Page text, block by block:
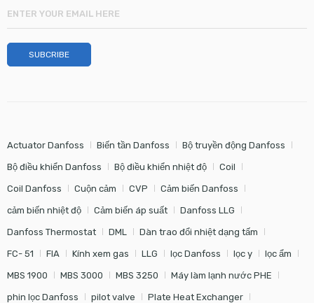
Actuator Danfoss Biến tần Danfoss Bộ truyền động Danfoss
Bộ điều khiển Danfoss Bộ điều khiển nhiệt độ Coil
Coil Danfoss Cuộn cảm CVP Cảm biến Danfoss
cảm biến nhiệt độ Cảm biến áp suất Danfoss LLG
Danfoss Thermostat DML Dàn trao đổi nhiệt dạng tấm
FC- 51 FIA Kính xem gas LLG lọc Danfoss lọc y lọc ẩm
MBS 1900 MBS 3000 MBS 3250 Máy làm lạnh nước PHE
phin lọc Danfoss pilot valve Plate Heat Exchanger